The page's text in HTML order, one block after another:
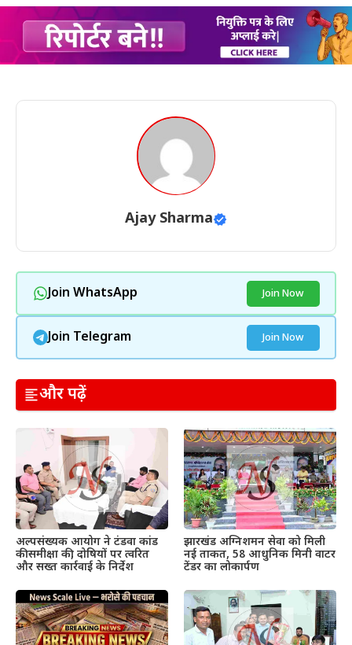
Ajay Sharma
Join WhatsApp Join Now
Join Telegram Join Now
और पढ़ें
अल्पसंख्यक आयोग ने टंडवा कांड
की समीक्षा की, दोषियों पर त्वरित
और सख्त कार्रवाई के निर्देश
झारखंड अग्निशमन सेवा को मिली
नई ताकत, 58 आधुनिक मिनी वाटर
टेंडर का लोकार्पण